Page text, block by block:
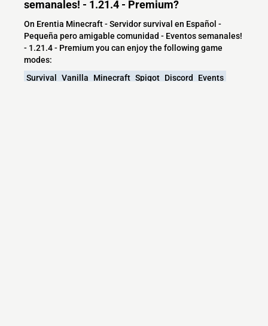
semanales! - 1.21.4 - Premium?
On Erentia Minecraft - Servidor survival en Español -
Pequeña pero amigable comunidad - Eventos semanales!
- 1.21.4 - Premium you can enjoy the following game
modes:
Survival
Vanilla Minecraft Spigot Discord
Events